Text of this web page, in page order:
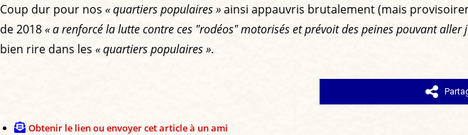
Coup dur pour nos « quartiers populaires »ainsi appauvris brutalement (mais
de 2018« a renforcé la lutte contre ces "rodéos" motorisés et prévoit des peines pouvant
bien rire dans les « quartiers populaires ».
Obtenir le lien ou envoyer cet article à un ami